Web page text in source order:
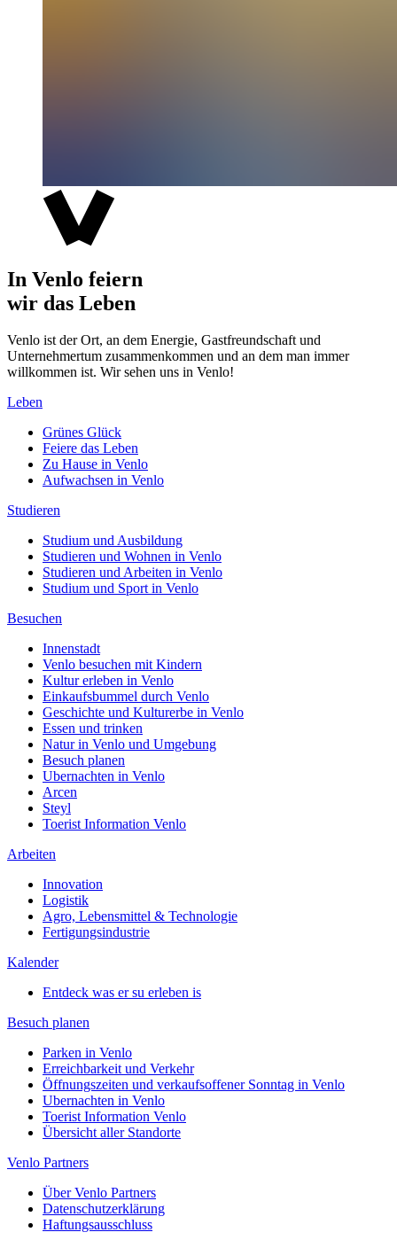
In Venlo feiern
wir das Leben
Venlo ist der Ort, an dem Energie, Gastfreundschaft und
Unternehmertum zusammenkommen und an dem man immer
willkommen ist. Wir sehen uns in Venlo!
Leben
Grünes Glück
Feiere das Leben
Zu Hause in Venlo
Aufwachsen in Venlo
Studieren
Studium und Ausbildung
Studieren und Wohnen in Venlo
Studieren und Arbeiten in Venlo
Studium und Sport in Venlo
Besuchen
Innenstadt
Venlo besuchen mit Kindern
Kultur erleben in Venlo
Einkaufsbummel durch Venlo
Geschichte und Kulturerbe in Venlo
Essen und trinken
Natur in Venlo und Umgebung
Besuch planen
Ubernachten in Venlo
Arcen
Steyl
Toerist Information Venlo
Arbeiten
Innovation
Logistik
Agro, Lebensmittel & Technologie
Fertigungsindustrie
Kalender
Entdeck was er su erleben is
Besuch planen
Parken in Venlo
Erreichbarkeit und Verkehr
Öffnungszeiten und verkaufsoffener Sonntag in Venlo
Ubernachten in Venlo
Toerist Information Venlo
Übersicht aller Standorte
Venlo Partners
Über Venlo Partners
Datenschutzerklärung
Haftungsausschluss